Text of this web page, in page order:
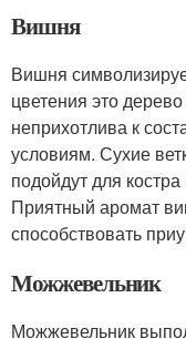
Вишня
Вишня
цветения это
неприхотлива к
условиям. Сухие
подойдут для
Приятный аромат
способствовать
Можжевельник
Можжевельник